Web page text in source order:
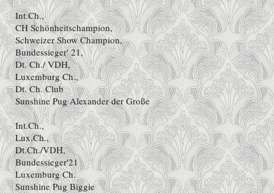
Int.Ch.,
CH Schönheitschampion,
Schweizer Show Champion,
Bundessieger' 21,
Dt. Ch./ VDH,
Luxemburg Ch.,
Dt. Ch. Club
Sunshine Pug Alexander der Große
Int.Ch.,
Lux.Ch.,
Dt.Ch./VDH,
Bundessieger'21
Luxemburg Ch.
Sunshine Pug Biggie